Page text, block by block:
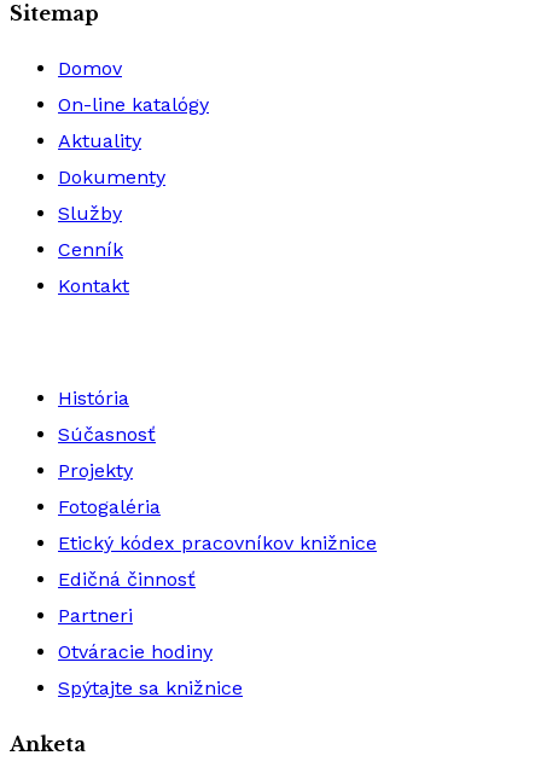
Sitemap
Domov
On-line katalógy
Aktuality
Dokumenty
Služby
Cenník
Kontakt
História
Súčasnosť
Projekty
Fotogaléria
Etický kódex pracovníkov knižnice
Edičná činnosť
Partneri
Otváracie hodiny
Spýtajte sa knižnice
Anketa